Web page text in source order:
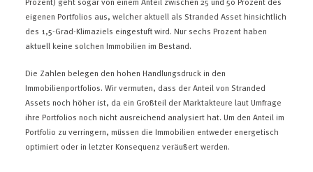
eigenen Portfolios aus, welcher aktuell als Stranded Asset hinsichtlich
des 1,5-Grad-Klimaziels eingestuft wird. Nur sechs Prozent haben
aktuell keine solchen Immobilien im Bestand.
Die Zahlen belegen den hohen Handlungsdruck in den
Immobilienportfolios. Wir vermuten, dass der Anteil von Stranded
Assets noch höher ist, da ein Großteil der Marktakteure laut Umfrage
ihre Portfolios noch nicht ausreichend analysiert hat. Um den Anteil im
Portfolio zu verringern, müssen die Immobilien entweder energetisch
optimiert oder in letzter Konsequenz veräußert werden.